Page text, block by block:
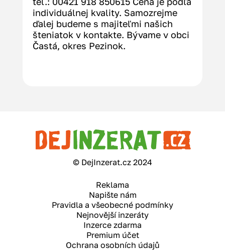
individuálnej kvality. Samozrejme
ďalej budeme s majiteľmi našich
šteniatok v kontakte. Bývame v obci
Častá, okres Pezinok.
© DejInzerat.cz 2024
Reklama
Napište nám
Pravidla a všeobecné podmínky
Nejnovější inzeráty
Inzerce zdarma
Premium účet
Ochrana osobních údajů